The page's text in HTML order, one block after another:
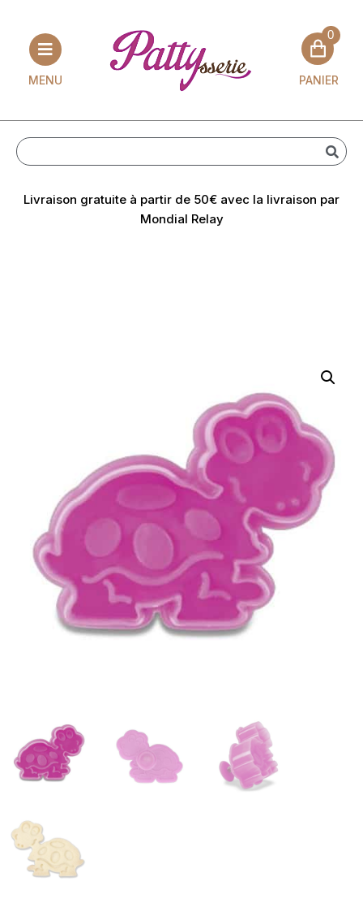
Aller
contenu
MENU PANIER
0
Livraison gratuite à partir de 50€ avec la livraison par
Mondial Relay